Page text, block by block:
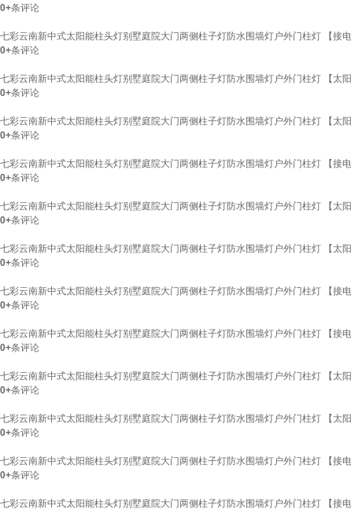
0+条评论
七彩云南新中式太阳能柱头灯别墅庭院大门两侧柱子灯防水围墙灯户外门柱灯 【接
0+条评论
七彩云南新中式太阳能柱头灯别墅庭院大门两侧柱子灯防水围墙灯户外门柱灯 【太
0+条评论
七彩云南新中式太阳能柱头灯别墅庭院大门两侧柱子灯防水围墙灯户外门柱灯 【太
0+条评论
七彩云南新中式太阳能柱头灯别墅庭院大门两侧柱子灯防水围墙灯户外门柱灯 【接
0+条评论
七彩云南新中式太阳能柱头灯别墅庭院大门两侧柱子灯防水围墙灯户外门柱灯 【太
0+条评论
七彩云南新中式太阳能柱头灯别墅庭院大门两侧柱子灯防水围墙灯户外门柱灯 【太
0+条评论
七彩云南新中式太阳能柱头灯别墅庭院大门两侧柱子灯防水围墙灯户外门柱灯 【接
0+条评论
七彩云南新中式太阳能柱头灯别墅庭院大门两侧柱子灯防水围墙灯户外门柱灯 【接
0+条评论
七彩云南新中式太阳能柱头灯别墅庭院大门两侧柱子灯防水围墙灯户外门柱灯 【太
0+条评论
七彩云南新中式太阳能柱头灯别墅庭院大门两侧柱子灯防水围墙灯户外门柱灯 【太
0+条评论
七彩云南新中式太阳能柱头灯别墅庭院大门两侧柱子灯防水围墙灯户外门柱灯 【接
0+条评论
七彩云南新中式太阳能柱头灯别墅庭院大门两侧柱子灯防水围墙灯户外门柱灯 【接